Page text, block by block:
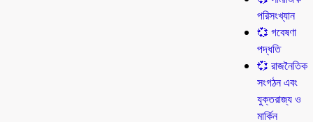
পরিসংখ্যান
💞 গবেষণা
পদ্ধতি
💞 রাজনৈতিক
সংগঠন এবং
যুক্তরাজ্য ও
মার্কিন